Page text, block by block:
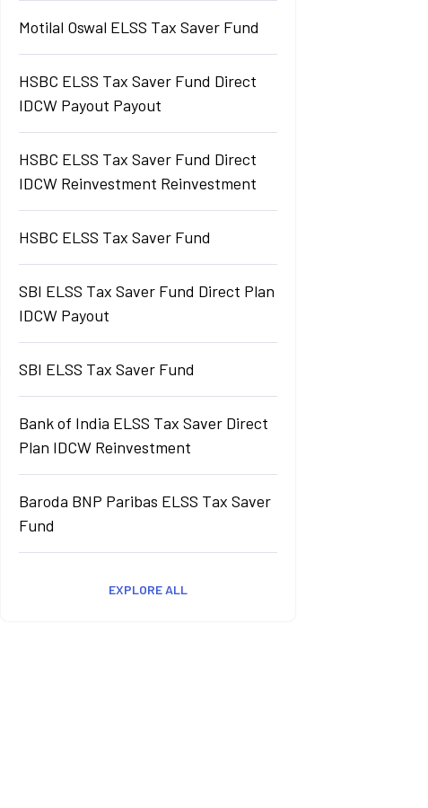
Motilal Oswal ELSS Tax Saver Fund
HSBC ELSS Tax Saver Fund Direct
IDCW Payout Payout
HSBC ELSS Tax Saver Fund Direct
IDCW Reinvestment Reinvestment
HSBC ELSS Tax Saver Fund
SBI ELSS Tax Saver Fund Direct Plan
IDCW Payout
SBI ELSS Tax Saver Fund
Bank of India ELSS Tax Saver Direct
Plan IDCW Reinvestment
Baroda BNP Paribas ELSS Tax Saver
Fund
EXPLORE ALL